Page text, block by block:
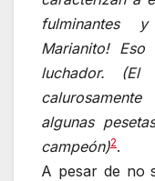
fulminantes y
Marianito!
luchador. (El
algunas
campeón)2.
A pesar de no